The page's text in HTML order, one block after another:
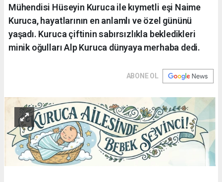
Mühendisi Hüseyin Kuruca ile kıymetli eşi Naime
Kuruca, hayatlarının en anlamlı ve özel gününü
yaşadı. Kuruca çiftinin sabırsızlıkla bekledikleri
minik oğulları Alp Kuruca dünyaya merhaba dedi.
ABONE OL